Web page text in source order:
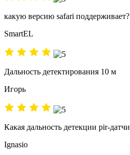
какую версию safari поддерживает?
SmartEL
Дальность детектирования 10 м
Игорь
Какая дальность детекции pir-
Ignasio